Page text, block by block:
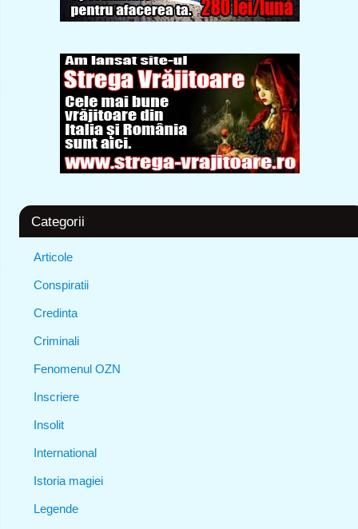
Categorii
Articole
Conspiratii
Credinta
Criminali
Fenomenul OZN
Inscriere
Insolit
International
Istoria magiei
Legende